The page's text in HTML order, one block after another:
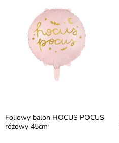
Foliowy balon HOCUS POCUS
różowy 45cm